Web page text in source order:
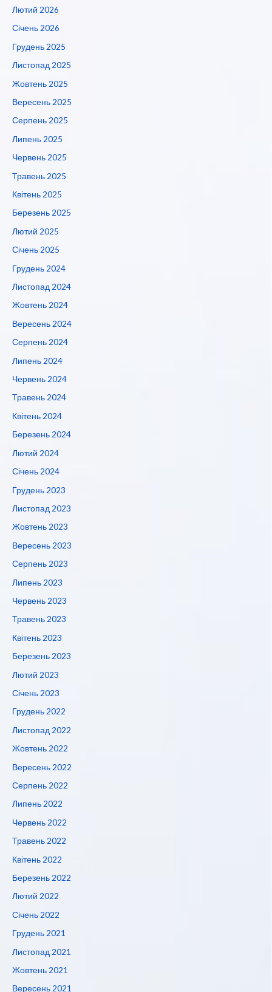
Лютий 2026
Січень 2026
Грудень 2025
Листопад 2025
Жовтень 2025
Вересень 2025
Серпень 2025
Липень 2025
Червень 2025
Травень 2025
Квітень 2025
Березень 2025
Лютий 2025
Січень 2025
Грудень 2024
Листопад 2024
Жовтень 2024
Вересень 2024
Серпень 2024
Липень 2024
Червень 2024
Травень 2024
Квітень 2024
Березень 2024
Лютий 2024
Січень 2024
Грудень 2023
Листопад 2023
Жовтень 2023
Вересень 2023
Серпень 2023
Липень 2023
Червень 2023
Травень 2023
Квітень 2023
Березень 2023
Лютий 2023
Січень 2023
Грудень 2022
Листопад 2022
Жовтень 2022
Вересень 2022
Серпень 2022
Липень 2022
Червень 2022
Травень 2022
Квітень 2022
Березень 2022
Лютий 2022
Січень 2022
Грудень 2021
Листопад 2021
Жовтень 2021
Вересень 2021